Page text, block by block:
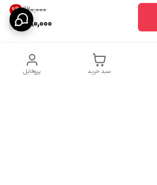
۴۲۰٬۰۰۰ 9%
380,000
پروفایل سبد خرید